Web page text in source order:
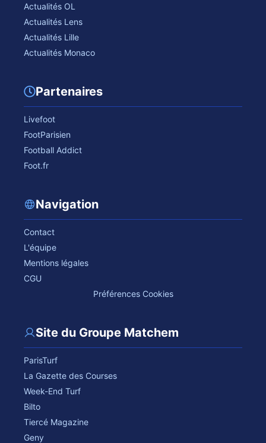
Actualités OL
Actualités Lens
Actualités Lille
Actualités Monaco
Partenaires
Livefoot
FootParisien
Football Addict
Foot.fr
Navigation
Contact
L'équipe
Mentions légales
CGU
Préférences Cookies
Site du Groupe Matchem
ParisTurf
La Gazette des Courses
Week-End Turf
Bilto
Tiercé Magazine
Geny